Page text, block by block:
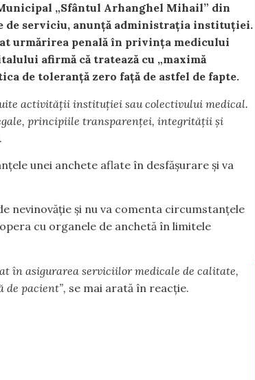
„Sfântul Arhanghel Mihail” din
de serviciu, anunță administrația instituției.
urmărirea penală în privința medicului
afirmă că tratează cu „maximă
de toleranță zero față de astfel de fapte.
activității instituției sau colectivului medical.
principiile transparenței, integrității și
unei anchete aflate în desfășurare și va
nevinovăție și nu va comenta circumstanțele
cu organele de anchetă în limitele
în asigurarea serviciilor medicale de calitate,
pacient”, se mai arată în reacție.